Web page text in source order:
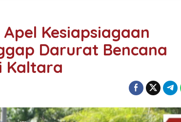
Kesiapsiagaan
Darurat Bencana
Kaltara